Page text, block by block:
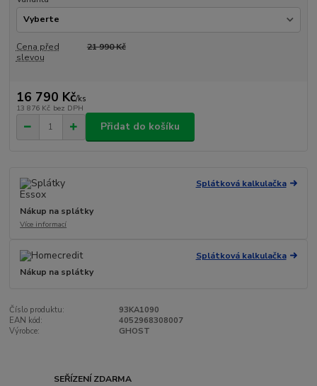
Cena před
slevou
21 990 Kč
16 790 Kč/ks
13 876 Kč bez DPH
Přidat do košíku
Splátková kalkulačka
Nákup na splátky
Více informací
Splátková kalkulačka
Nákup na splátky
Číslo produktu:
93KA1090
EAN kód:
4052968308007
Výrobce:
GHOST
SEŘÍZENÍ ZDARMA